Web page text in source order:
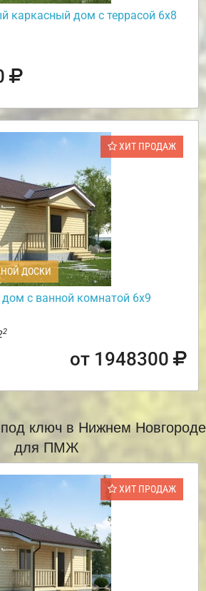
каркасный дом с террасой 6х8
ХИТ ПРОДАЖ
ДОСКИ
с ванной комнатой 6х9
2
от 1948300
ключ в Нижнем Новгороде
для ПМЖ
ХИТ ПРОДАЖ